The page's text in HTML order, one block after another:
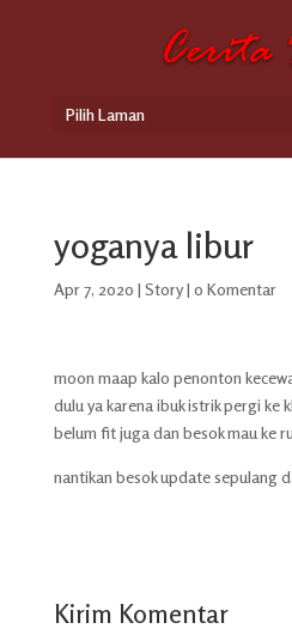
Pilih Laman
yoganya libur
Apr 7, 2020 | Story| 0 Komentar
moon maap kalo penonton
dulu ya karena ibuk istrik pergi ke
belum fit juga dan besok mau ke
nantikan besok update sepulang
Kirim Komentar